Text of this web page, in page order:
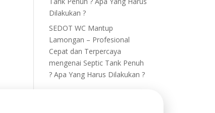
Dilakukan ?
SEDOT WC Mantup
Lamongan – Profesional
Cepat dan Terpercaya
mengenai Septic Tank Penuh
? Apa Yang Harus Dilakukan ?